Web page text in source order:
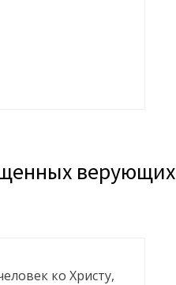
верующих
ко Христу,